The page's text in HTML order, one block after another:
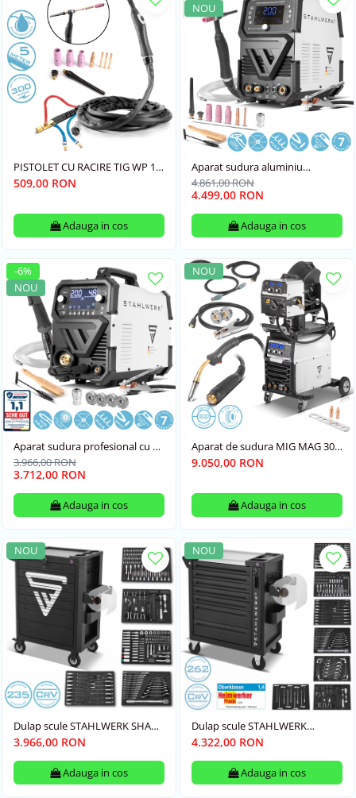
PISTOLET CU RACIRE TIG WP 18
5MT STAHLWERK
509,00 RON
Adauga in cos
NOU
Aparat sudura aluminiu
profesional AC/DC 200 Pulse
Pro Stahlwerk Digital
4.861,00 RON
4.499,00 RON
Adauga in cos
-6%
NOU
Aparat sudura profesional cu 4
role av. STAHLWERK MIG/MAG
200 Puls Pro Syergic Digital
3.966,00 RON
3.712,00 RON
Adauga in cos
NOU
Aparat de sudura MIG MAG 300
Pro Invertor IGBT complet
sinergic cu 300 A si functie de
combinat 3 in 1 MIG MAG |
MMA | Lift-TIG
9.050,00 RON
Adauga in cos
NOU
Dulap scule STAHLWERK SHARK
echipat cu 235 de scule
3.966,00 RON
Adauga in cos
NOU
Dulap scule STAHLWERK
PHOENIX echipat cu 262 de
scule
4.322,00 RON
Adauga in cos